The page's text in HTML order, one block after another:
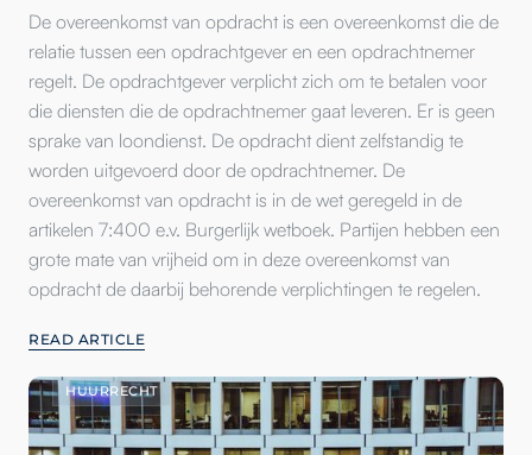
De overeenkomst van opdracht is een overeenkomst die de
relatie tussen een opdrachtgever en een opdrachtnemer
regelt. De opdrachtgever verplicht zich om te betalen voor
die diensten die de opdrachtnemer gaat leveren. Er is geen
sprake van loondienst. De opdracht dient zelfstandig te
worden uitgevoerd door de opdrachtnemer. De
overeenkomst van opdracht is in de wet geregeld in de
artikelen 7:400 e.v. Burgerlijk wetboek. Partijen hebben een
grote mate van vrijheid om in deze overeenkomst van
opdracht de daarbij behorende verplichtingen te regelen.
READ ARTICLE
HUURRECHT